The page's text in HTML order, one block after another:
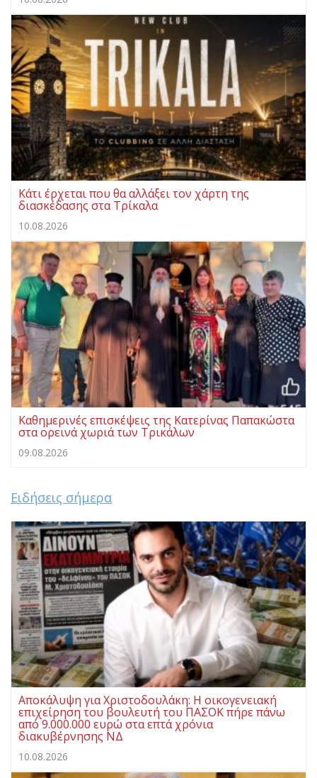
Κάτι έρχεται που θα αλλάξει τον χάρτη της
διασκέδασης στα Τρίκαλα
10.08.2026
Καθημερινές επισκέψεις της Κατερίνας Παπακώστα
στα ορεινά χωριά των Τρικάλων
09.08.2026
Ειδήσεις σήμερα
Αποκάλυψη για Χριστοδουλάκη: Η οικογενειακή
επιχείρηση του βουλευτή του ΠΑΣΟΚ πήρε πάνω
από 9.000.000 ευρώ στα επτά χρόνια
διακυβέρνησης ΝΔ
10.08.2026